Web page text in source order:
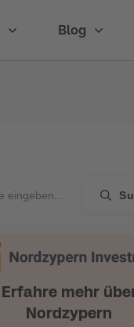
Blog
Erfahre mehr
Nordzypern